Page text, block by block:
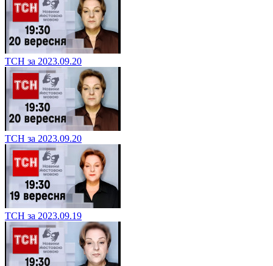
ТСН за 2023.09.20
ТСН за 2023.09.20
ТСН за 2023.09.19